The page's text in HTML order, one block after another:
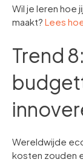
Wil je leren hoe
maakt? Lees
Trend
Wereldwijde
kosten zouden